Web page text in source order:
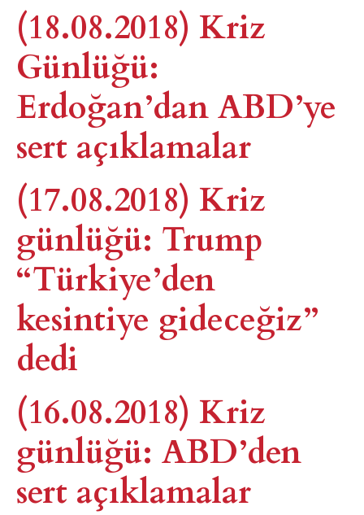
(18.08.2018) Kriz
Günlüğü:
Erdoğan’dan ABD’ye
sert açıklamalar
(17.08.2018) Kriz
günlüğü: Trump
“Türkiye’den
kesintiye gideceğiz”
dedi
(16.08.2018) Kriz
günlüğü: ABD’den
sert açıklamalar